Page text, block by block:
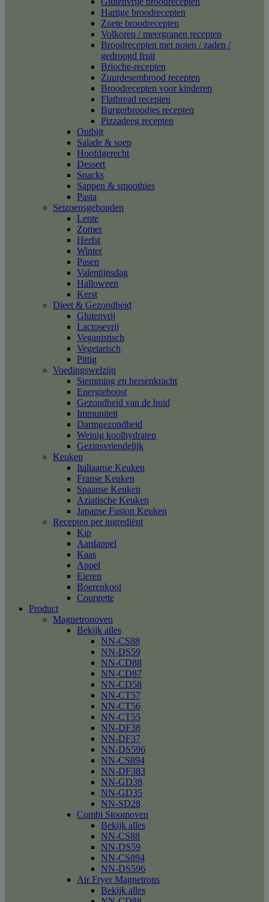
Hartige broodrecepten
Zoete broodrecepten
Volkoren / meergranen recepten
Broodrecepten met noten / zaden /
gedroogd fruit
Brioche-recepten
Zuurdesembrood recepten
Broodrecepten voor kinderen
Flatbread recepten
Burgerbroodjes recepten
Pizzadeeg recepten
Ontbijt
Salade & soep
Hoofdgerecht
Dessert
Snacks
Sappen & smoothies
Pasta
Seizoensgebonden
Lente
Zomer
Herfst
Winter
Pasen
Valentijnsdag
Halloween
Kerst
Dieet & Gezondheid
Glutenvrij
Lactosevrij
Veganistisch
Vegetarisch
Pittig
Voedingswelzijn
Stemming en hersenkracht
Energieboost
Gezondheid van de huid
Immuniteit
Darmgezondheid
Weinig koolhydraten
Gezinsvriendelijk
Keuken
Italiaanse Keuken
Franse Keuken
Spaanse Keuken
Aziatische Keuken
Japanse Fusion Keuken
Recepten per ingrediënt
Kip
Aardappel
Kaas
Appel
Eieren
Boerenkool
Courgette
Product
Magnetronoven
Bekijk alles
NN-CS88
NN-DS59
NN-CD88
NN-CD87
NN-CD58
NN-CT57
NN-CT56
NN-CT55
NN-DF38
NN-DF37
NN-DS596
NN-CS894
NN-DF383
NN-GD38
NN-GD35
NN-SD28
Combi Stoomoven
Bekijk alles
NN-CS88
NN-DS59
NN-CS894
NN-DS596
Air Fryer Magnetrons
Bekijk alles